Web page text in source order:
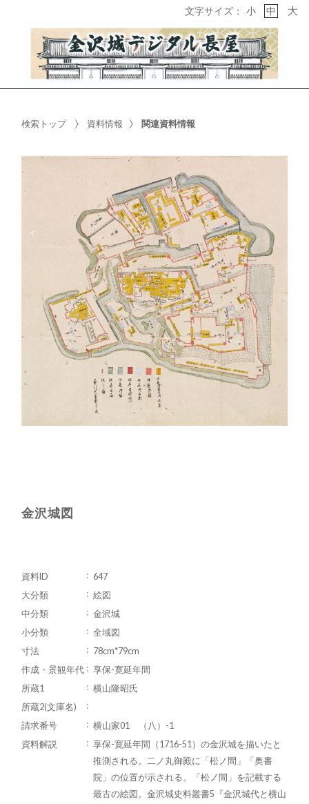
文字サイズ： 小 中 大
検索トップ 資料情報 関連資料情報
金沢城図
資料ID
647
大分類
絵図
中分類
金沢城
小分類
全域図
寸法
78cm*79cm
作成・景観年代
享保-寛延年間
所蔵1
横山隆昭氏
所蔵2(文庫名)
請求番号
横山家01 （八）-1
資料解説
享保-寛延年間（1716-51）の金沢城を描いたと
推測される。二ノ丸御殿に「松ノ間」「奥書
院」の位置が示される。「松ノ間」を記載する
最古の絵図。金沢城史料叢書5『金沢城代と横山